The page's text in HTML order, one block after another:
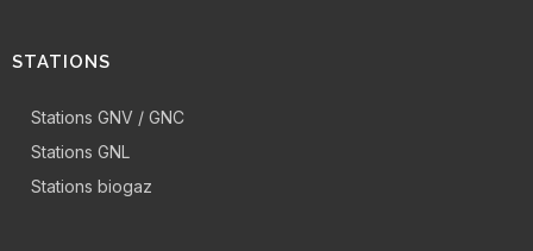
STATIONS
Stations GNV / GNC
Stations GNL
Stations biogaz